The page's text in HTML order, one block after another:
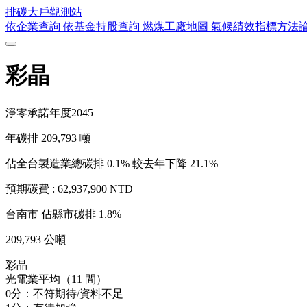
排碳大戶觀測站
依企業查詢 依基金持股查詢 燃煤工廠地圖 氣候績效指標方法
彩晶
淨零承諾年度2045
年碳排 209,793 噸
佔全台製造業總碳排 0.1% 較去年下降 21.1%
預期碳費 : 62,937,900 NTD
台南市 佔縣市碳排 1.8%
209,793 公噸
彩晶
光電業平均（11 間）
0分：不符期待/資料不足